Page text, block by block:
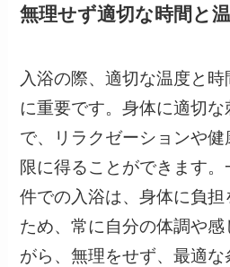
無理せず適切な時間と
入浴の際、適切な温度と
に重要です。身体に適切な
で、リラクゼーションや
限に得ることができます
件での入浴は、身体に負
ため、常に自分の体調や
がら、無理をせず、最適